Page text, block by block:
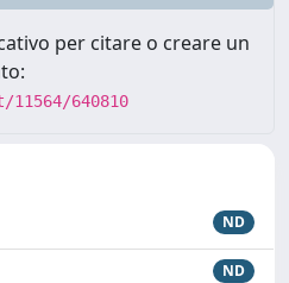
per citare o creare un
640810
ND
ND